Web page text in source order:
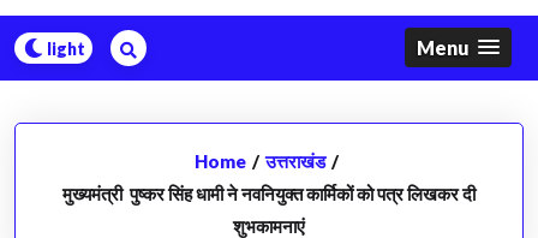
Menu
Home / उत्तराखंड /
मुख्यमंत्री पुष्कर सिंह धामी ने नवनियुक्त कार्मिकों को पत्र लिखकर दी
शुभकामनाएं